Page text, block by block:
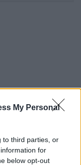
My Personal
to third parties, or
for
below opt-out
hírekről a